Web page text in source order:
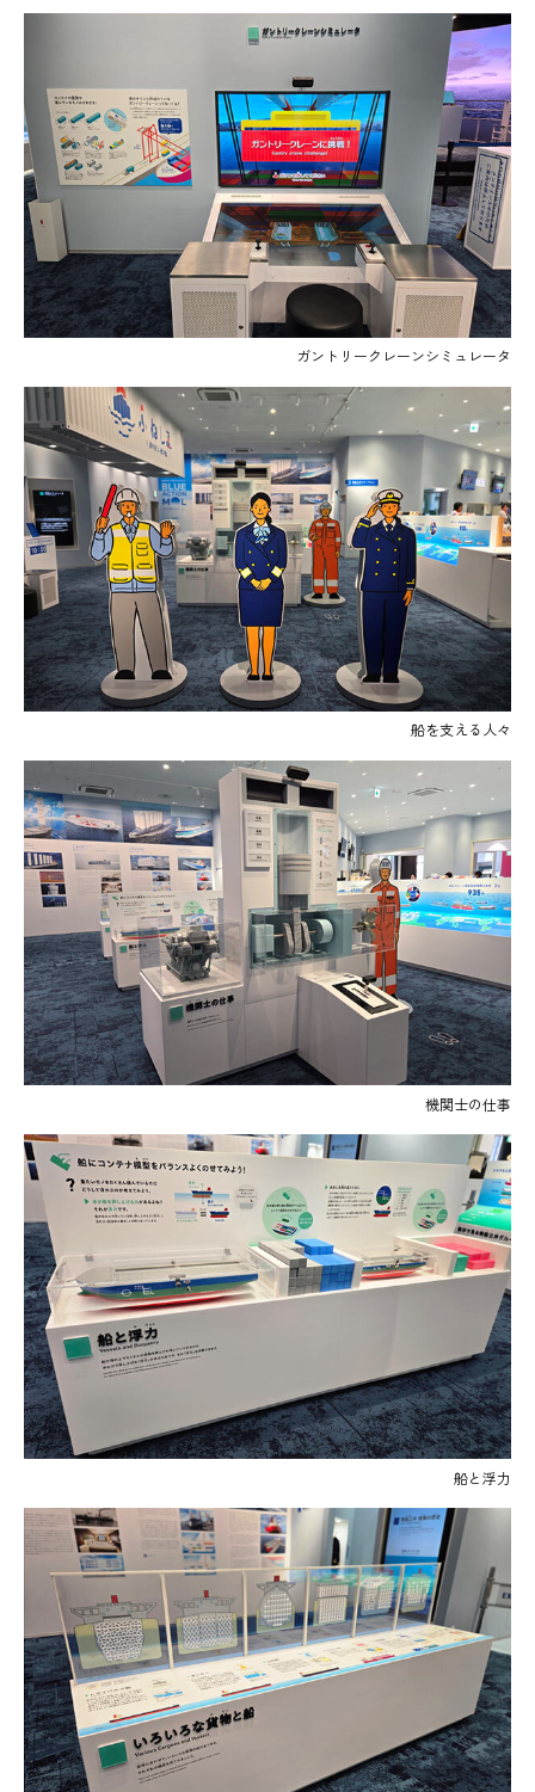
ガントリークレーンシミュレータ
船を支える人々
機関士の仕事
船と浮力